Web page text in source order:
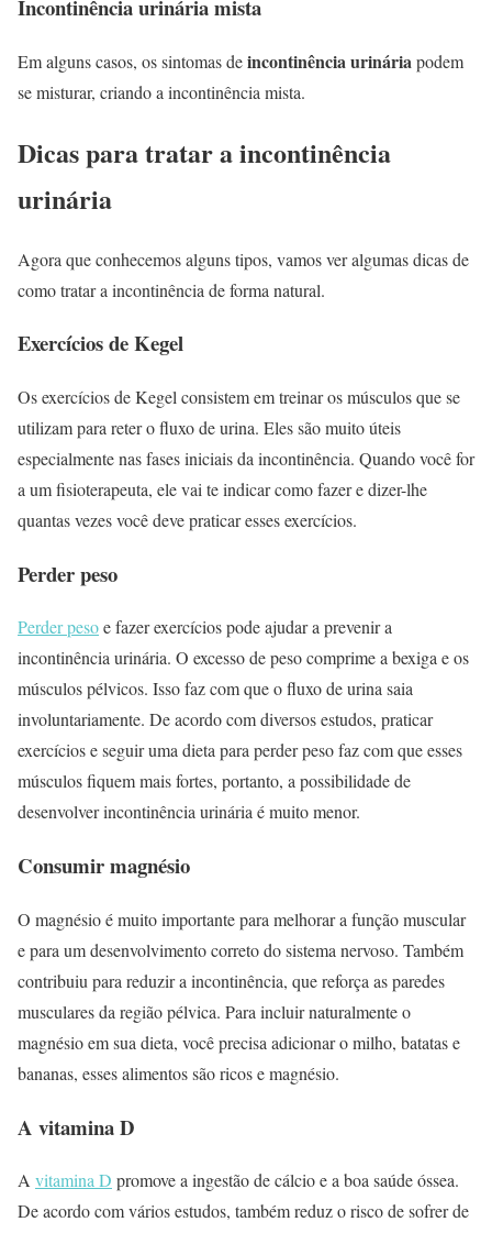
Incontinência urinária mista
Em alguns casos, os sintomas deincontinência urináriapodem
se misturar, criando a incontinência mista.
Dicas para tratar a incontinência
urinária
Agora que conhecemos alguns tipos, vamos ver algumas dicas de
como tratar a incontinência de forma natural.
Exercícios de Kegel
Os exercícios de Kegel consistem em treinar os músculos que se
utilizam para reter o fluxo de urina. Eles são muito úteis
especialmente nas fases iniciais da incontinência. Quando você for
a um fisioterapeuta, ele vai te indicar como fazer e dizer-lhe
quantas vezes você deve praticar esses exercícios.
Perder peso
Perder pesoe fazer exercícios pode ajudar a prevenir a
incontinência urinária. O excesso de peso comprime a bexiga e os
músculos pélvicos. Isso faz com que o fluxo de urina saia
involuntariamente. De acordo com diversos estudos, praticar
exercícios e seguir uma dieta para perder peso faz com que esses
músculos fiquem mais fortes, portanto, a possibilidade de
desenvolver incontinência urinária é muito menor.
Consumir magnésio
O magnésio é muito importante para melhorar a função muscular
e para um desenvolvimento correto do sistema nervoso. Também
contribuiu para reduzir a incontinência, que reforça as paredes
musculares da região pélvica. Para incluir naturalmente o
magnésio em sua dieta, você precisa adicionar o milho, batatas e
bananas, esses alimentos são ricos e magnésio.
A vitamina D
A vitamina D promove a ingestão de cálcio e a boa saúde óssea.
De acordo com vários estudos, também reduz o risco de sofrer de